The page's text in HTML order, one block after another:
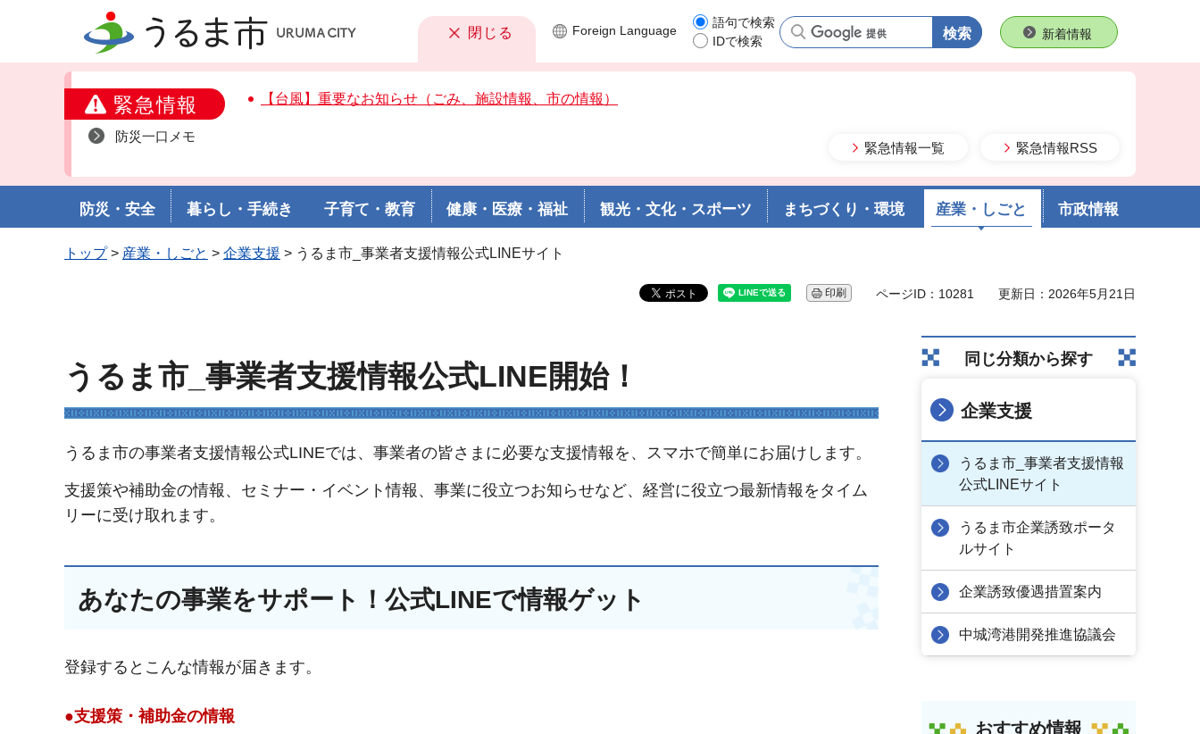
うるま市 閉じる
緊急情報
防災一口メモ
【台風】重要なお知らせ（ごみ、施設情報、市の情報）
緊急情報一覧 緊急情報RSS
Foreign Language
語句で検索
IDで検索
語句で検索新着情報
防災・安全 暮らし・手続き 子育て・教育 健康・医療・福祉 観光・文化・スポーツ まちづくり・環境 産業・しごと 市政情報
トップ> 産業・しごと > 企業支援 > うるま市_事業者支援情報公式LINEサイト
印刷 ページID：10281 更新日：2026年5月21日
うるま市_事業者支援情報公式LINE開始！
うるま市の事業者支援情報公式LINEでは、事業者の皆さまに必要な支援情報を、スマホで簡単にお届けします。
支援策や補助金の情報、セミナー・イベント情報、事業に役立つお知らせなど、経営に役立つ最新情報をタイム
リーに受け取れます。
あなたの事業をサポート！公式LINEで情報ゲット
登録するとこんな情報が届きます。
●支援策・補助金の情報
同じ分類から探す
企業支援
うるま市_事業者支援情報
公式LINEサイト
うるま市企業誘致ポータ
ルサイト
企業誘致優遇措置案内
中城湾港開発推進協議会
おすすめ情報